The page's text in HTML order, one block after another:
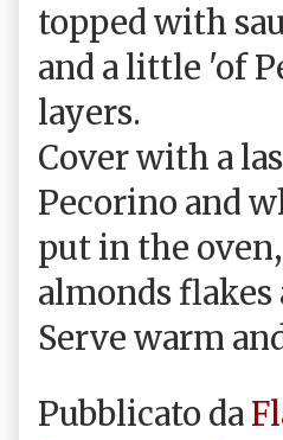
topped with
and a little 'of
layers.
Cover with a
Pecorino and
put in the
almonds flakes
Serve warm
Pubblicato da